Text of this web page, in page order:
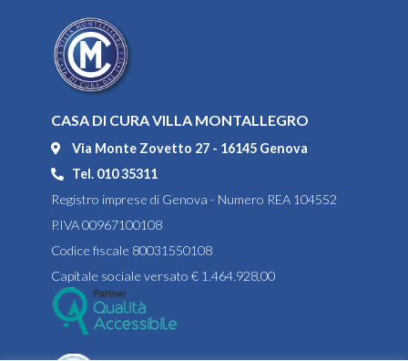
CASA DI CURA VILLA MONTALLEGRO
Via Monte Zovetto 27 - 16145 Genova
Tel. 010 35311
Registro imprese di Genova - Numero REA 104552
P.IVA 00967100108
Codice fiscale 80031550108
Capitale sociale versato € 1.464.928,00